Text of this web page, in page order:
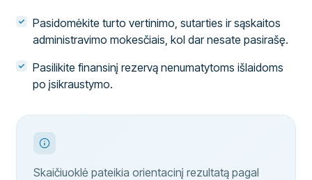
Pasidomėkite turto vertinimo, sutarties ir sąskaitos
administravimo mokesčiais, kol dar nesate pasirašę.
Pasilikite finansinį rezervą nenumatytoms išlaidoms
po įsikraustymo.
Skaičiuoklė pateikia orientacinį rezultatą pagal